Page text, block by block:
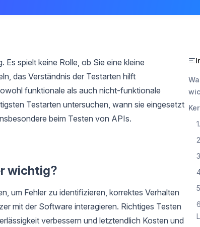
spielt keine Rolle, ob Sie eine kleine
das Verständnis der Testarten hilft
funktionale als auch nicht-funktionale
Testarten untersuchen, wann sie eingesetzt
beim Testen von APIs.
wichtig?
um Fehler zu identifizieren, korrektes Verhalten
mit der Software interagieren. Richtiges Testen
verbessern und letztendlich Kosten und